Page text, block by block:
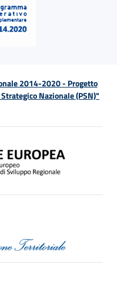
2014-2020 - Progetto
Nazionale (PSN)"